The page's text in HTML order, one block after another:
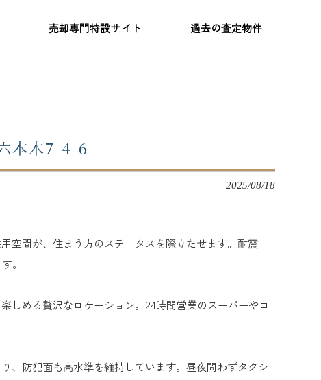
売却専門特設サイト 過去の査定物件
本木7-4-6
2025/08/18
空間が、住まう方のステータスを際立たせます。耐震
。
しめる贅沢なロケーション。24時間営業のスーパーやコ
、防犯面も高水準を維持しています。昼夜問わずタクシ